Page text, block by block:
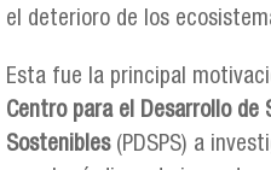
el deterioro de los
Esta fue la principal
Centro para el Desarrollo de
Sostenibles(PDSPS) a